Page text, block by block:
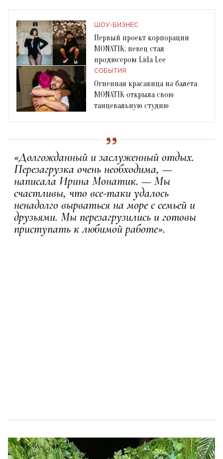
ШОУ-БИЗНЕС
Первый проект корпорации
MONATIK: певец стал
продюсером Lida Lee
СОБЫТИЯ
Огненная красавица из балета
MONATIK открыла свою
танцевальную студию
«Долгожданный и заслуженный отдых.
Перезагрузка очень необходима, —
написала Ирина Монатик. — Мы
счастливы, что все-таки удалось
ненадолго вырваться на море с семьей и
друзьями. Мы перезагрузились и готовы
приступать к любимой работе».